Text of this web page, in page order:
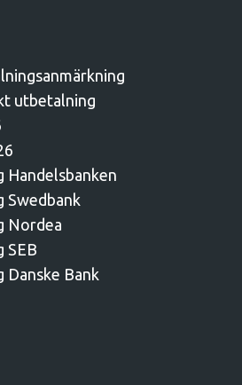
utbetalning
Swedbank
Nordea
SEB
Bank